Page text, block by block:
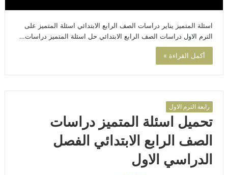
اسئلة المتميز يناير دراسات الصف الرابع الابتدائي اسئلة المتميز على
الترم الاول دراسات الصف الرابع الابتدائي حل اسئلة المتميز دراسات…
أكمل القراءة »
رابعة الترم الاول
تحميل اسئلة المتميز دراسات
الصف الرابع الابتدائي الفصل
الدراسي الاول